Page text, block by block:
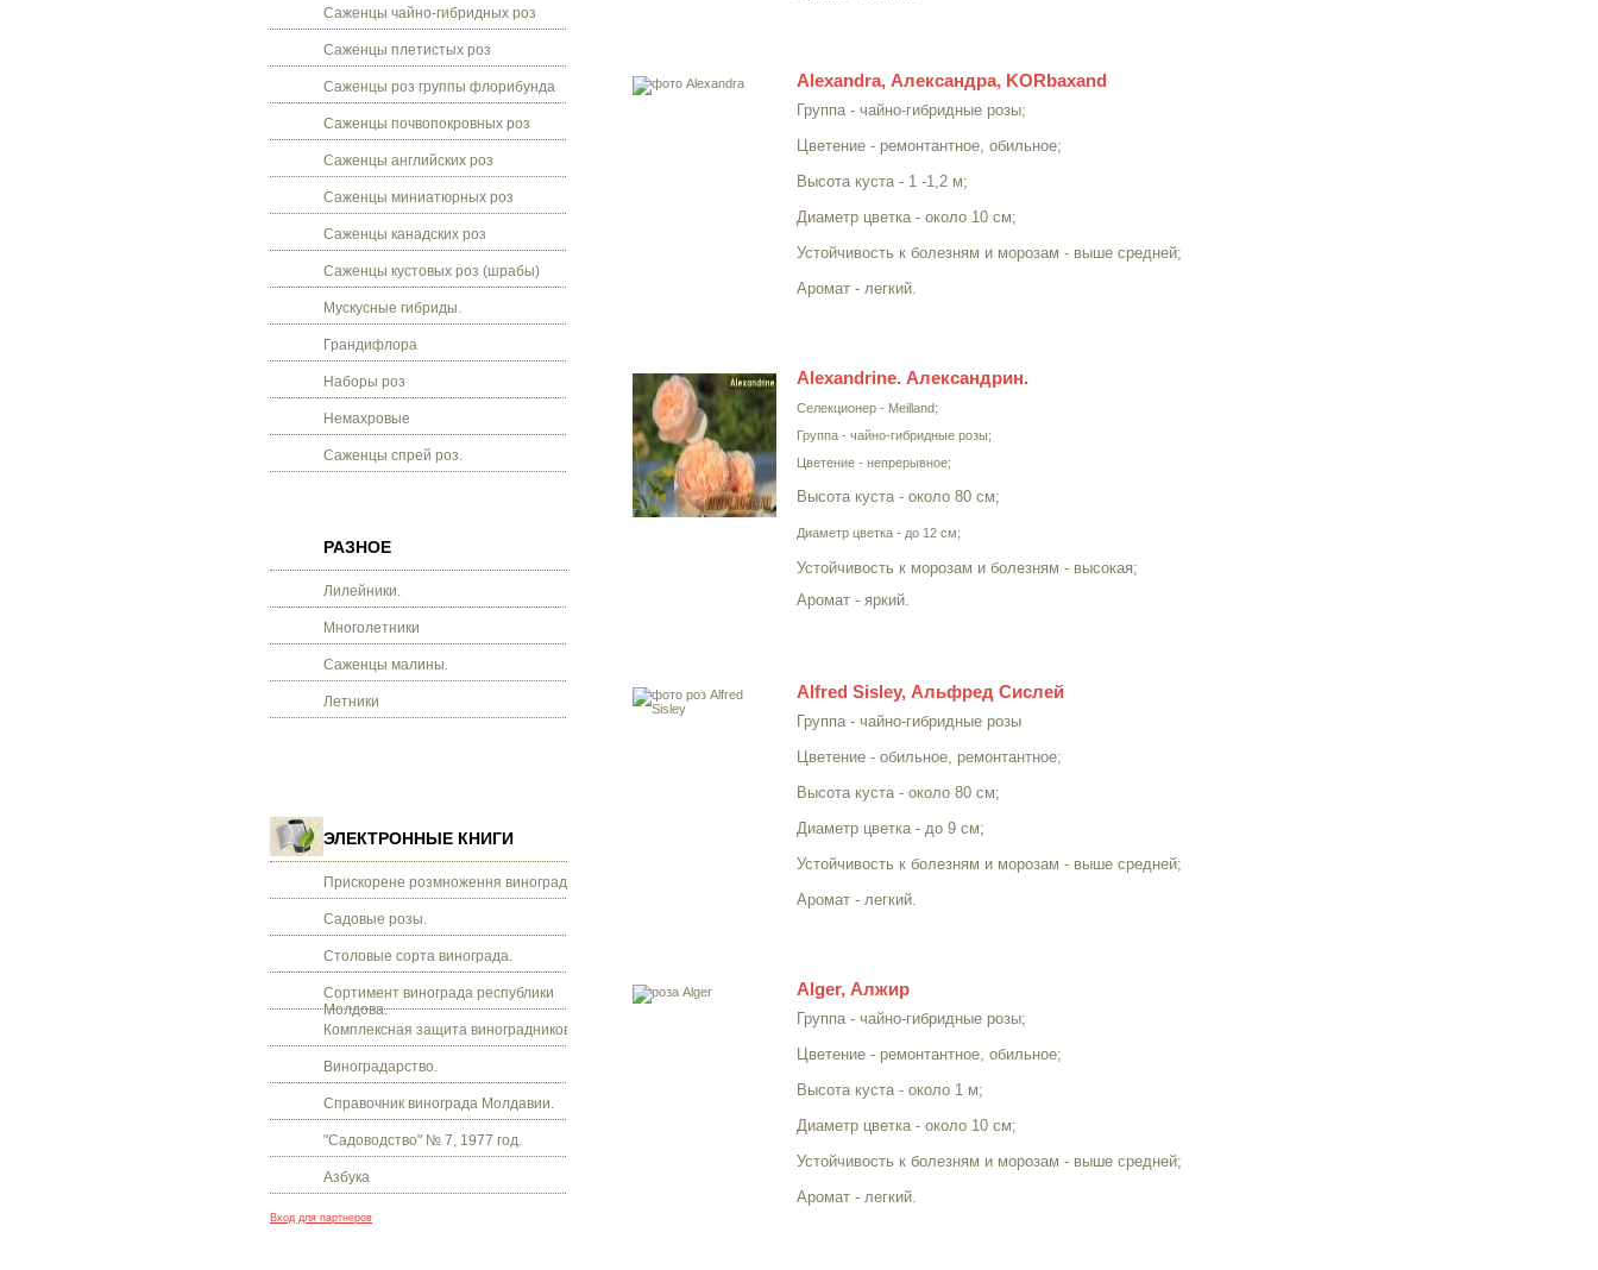
Саженцы чайно-гибридных роз
Саженцы плетистых роз
Саженцы роз группы флорибунда
Саженцы почвопокровных роз
Саженцы английских роз
Саженцы миниатюрных роз
Саженцы канадских роз
Саженцы кустовых роз (шрабы)
Мускусные гибриды.
Грандифлора
Наборы роз
Немахровые
Саженцы спрей роз.
РАЗНОЕ
Лилейники.
Многолетники
Саженцы малины.
Летники
ЭЛЕКТРОННЫЕ КНИГИ
Прискорене розмноження винограду.
Садовые розы.
Столовые сорта винограда.
Сортимент винограда республики
Молдова.
Комплексная защита виноградников.
Виноградарство.
Справочник винограда Молдавии.
"Садоводство" № 7, 1977 год.
Азбука
Вход для партнеров
Alexandra, Александра, KORbaxand
Группа - чайно-гибридные розы;
Цветение - ремонтантное, обильное;
Высота куста - 1 -1,2 м;
Диаметр цветка - около 10 см;
Устойчивость к болезням и морозам - выше средней;
Аромат - легкий.
Alexandrine. Александрин.
Селекционер - Meilland;
Группа - чайно-гибридные розы;
Цветение - непрерывное;
Высота куста - около 80 см;
Диаметр цветка - до 12 см;
Устойчивость к морозам и болезням - высокая;
Аромат - яркий.
Alfred Sisley, Альфред Сислей
Группа - чайно-гибридные розы
Цветение - обильное, ремонтантное;
Высота куста - около 80 см;
Диаметр цветка - до 9 см;
Устойчивость к болезням и морозам - выше средней;
Аромат - легкий.
Alger, Алжир
Группа - чайно-гибридные розы;
Цветение - ремонтантное, обильное;
Высота куста - около 1 м;
Диаметр цветка - около 10 см;
Устойчивость к болезням и морозам - выше средней;
Аромат - легкий.